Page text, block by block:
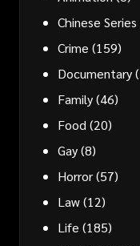
Chinese Series
Crime (159)
Documentary
Family(46)
Food(20)
Gay(8)
Horror(57)
Law(12)
Life (185)